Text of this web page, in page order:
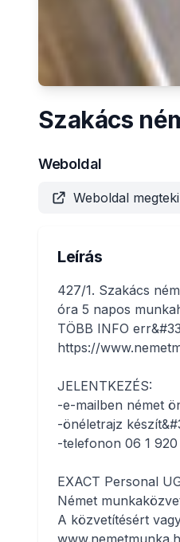
Szakács
Weboldal
Weboldal
Leírás
427/1. Szakács
óra 5 napos
TÖBB INFO
https://
JELENTKEZÉS:
-e-mailben német
-önéletrajz
-telefonon 06 1
EXACT Personal
Német
A közvetítésért